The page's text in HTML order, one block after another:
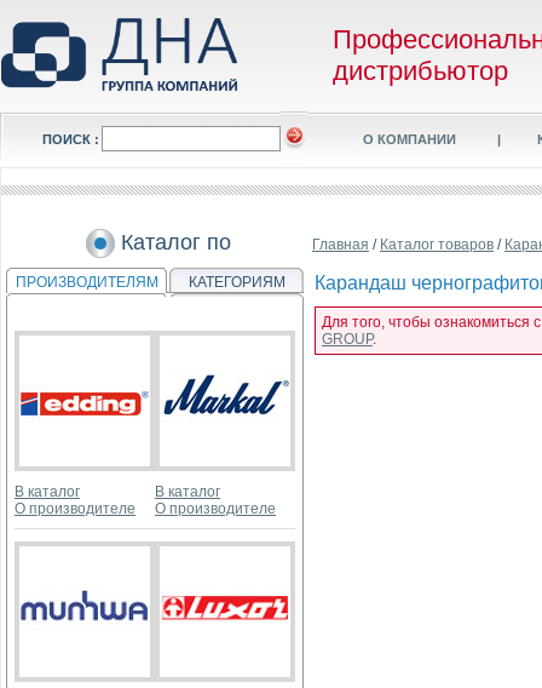
дистрибьютор
ПОИСК : О КОМПАНИИ |
Каталог по
ПРОИЗВОДИТЕЛЯМ КАТЕГОРИЯМ
В каталог
О производителе
В каталог
О производителе
Главная / Каталог товаров /
Карандаш
Для того, чтобы
GROUP.